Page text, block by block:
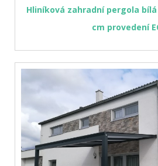
Hliníková zahradní pergola bílá
cm provedení